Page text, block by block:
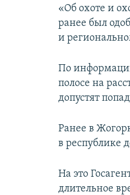
«Об охоте и
ранее был
и
По
полосе на
допустят
Ранее в
в республике
На это
длительное